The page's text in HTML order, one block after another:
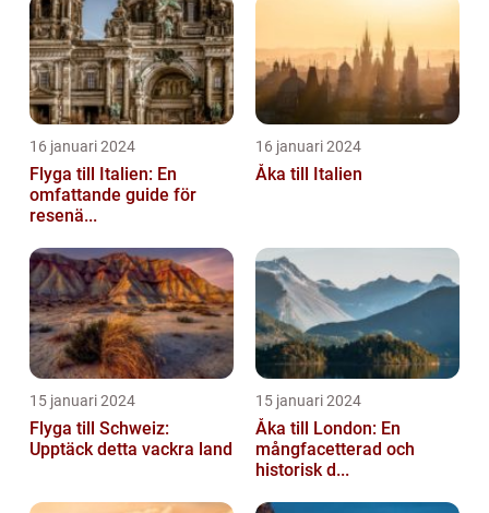
16 januari 2024
Flyga till Italien: En
omfattande guide för
resenä...
16 januari 2024
Åka till Italien
15 januari 2024
Flyga till Schweiz:
Upptäck detta vackra land
15 januari 2024
Åka till London: En
mångfacetterad och
historisk d...